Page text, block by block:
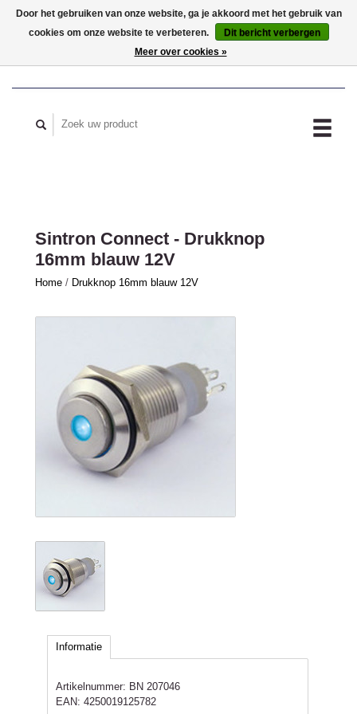
MIJN ACCOUNT
Sintron Connect - Drukknop
16mm blauw 12V
Home / Drukknop 16mm blauw 12V
Informatie
Artikelnummer: BN 207046
EAN: 4250019125782
Door het gebruiken van onze website, ga je akkoord met het gebruik van
cookies om onze website te verbeteren.
Dit bericht verbergen
Meer over cookies »